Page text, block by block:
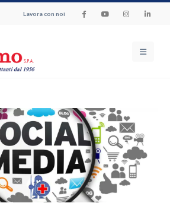
Lavora con noi